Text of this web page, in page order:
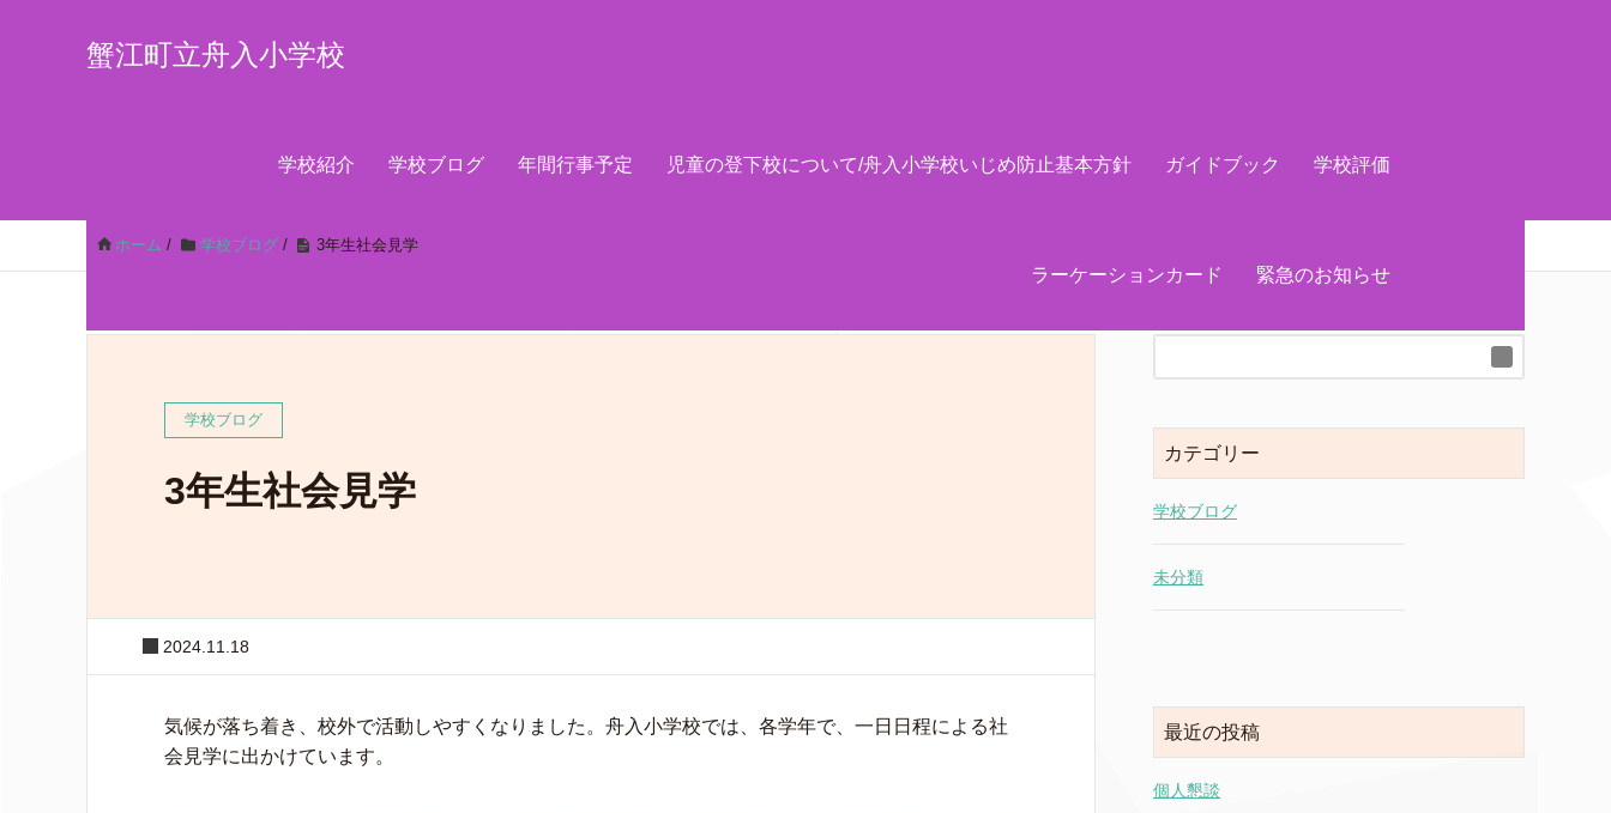
蟹江町立舟入小学校
学校紹介 学校ブログ 年間行事予定 児童の登下校について/舟入小学校いじめ防止基本方針 ガイドブック 学校評価
ラーケーションカード 緊急のお知らせ
ホーム / 学校ブログ / 3年生社会見学
学校ブログ
3年生社会見学
2024.11.18
気候が落ち着き、校外で活動しやすくなりました。舟入小学校では、各学年で、一日日程による社
会見学に出かけています。
カテゴリー
学校ブログ
未分類
最近の投稿
個人懇談